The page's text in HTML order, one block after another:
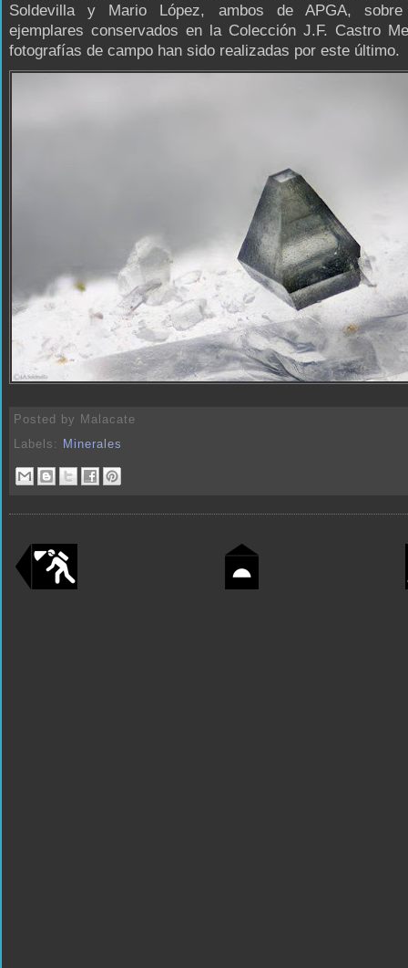
Soldevilla y Mario López, ambos de APGA, sobre
ejemplares conservados en la Colección J.F. Castro
fotografías de campo han sido realizadas por este último.
Posted by Malacate
Labels:
Minerales